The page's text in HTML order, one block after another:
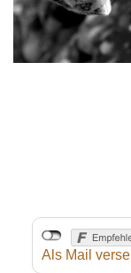
Als Mail